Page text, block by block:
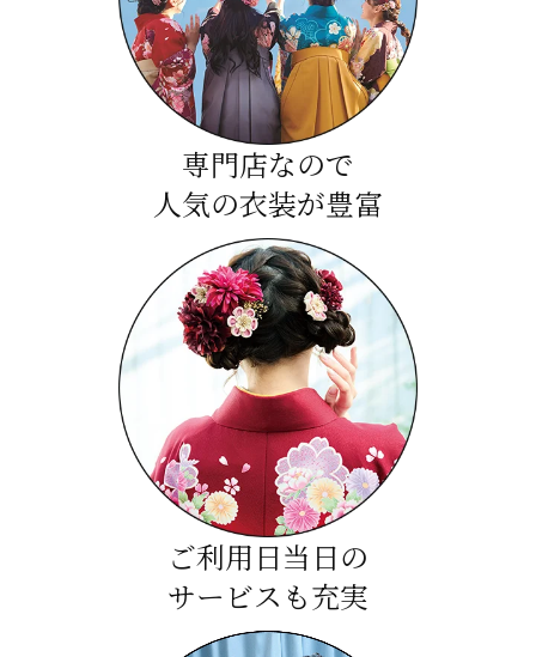
専門店なので
人気の衣装が豊富
ご利用日当日の
サービスも充実